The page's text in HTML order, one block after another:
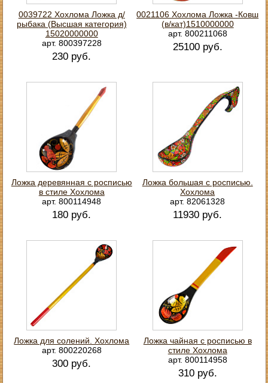
0039722 Хохлома Ложка д/
рыбака (Высшая категория)
15020000000
арт. 800397228
230 руб.
0021106 Хохлома Ложка -Ковш
(в/кат)1510000000
арт. 800211068
25100 руб.
Ложка деревянная с росписью
в стиле Хохлома
арт. 800114948
180 руб.
Ложка большая с росписью.
Хохлома
арт. 82061328
11930 руб.
Ложка для солений. Хохлома
арт. 800220268
300 руб.
Ложка чайная с росписью в
стиле Хохлома
арт. 800114958
310 руб.